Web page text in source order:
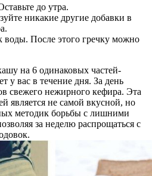
до утра.
никакие другие добавки в
воды. После этого гречку можно
на 6 одинаковых частей-
у вас в течение дня. За день
свежего нежирного кефира. Эта
является не самой вкусной, но
методик борьбы с лишними
за неделю распрощаться с